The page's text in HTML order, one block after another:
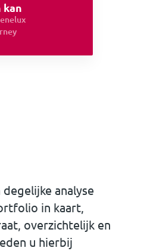
kan
analyse
in kaart,
overzichtelijk en
u hierbij